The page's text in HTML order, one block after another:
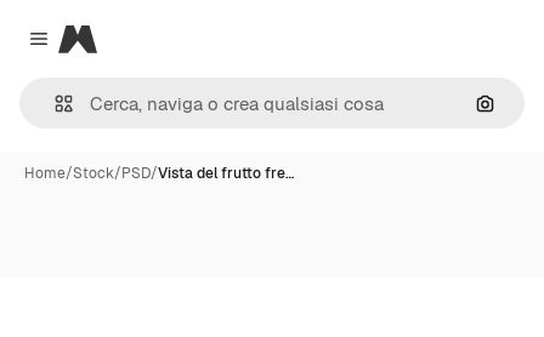
Close menu
Magnific
Cerca
Home/Stock/PSD/Vista del frutto fre…